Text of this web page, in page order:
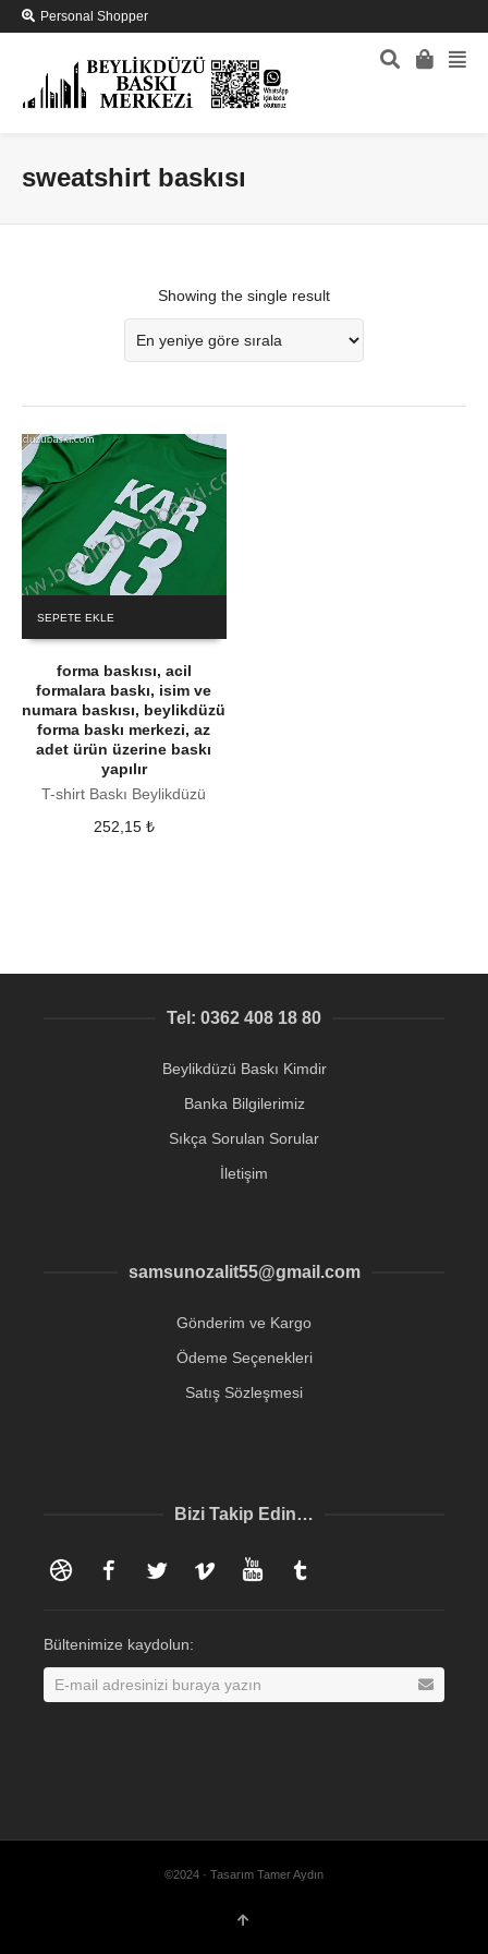
Personal Shopper
sweatshirt baskısı
Showing the single result
SEPETE EKLE
forma baskısı, acil
formalara baskı, isim ve
numara baskısı, beylikdüzü
forma baskı merkezi, az
adet ürün üzerine baskı
yapılır
T-shirt Baskı Beylikdüzü
252,15 ₺
Tel: 0362 408 18 80
Beylikdüzü Baskı Kimdir
Banka Bilgilerimiz
Sıkça Sorulan Sorular
İletişim
samsunozalit55@gmail.com
Gönderim ve Kargo
Ödeme Seçenekleri
Satış Sözleşmesi
Bizi Takip Edin…
Dribbble FacebookTwitter Vimeo YouTube
Bültenimize kaydolun:
©2024 · Tasarım Tamer Aydın